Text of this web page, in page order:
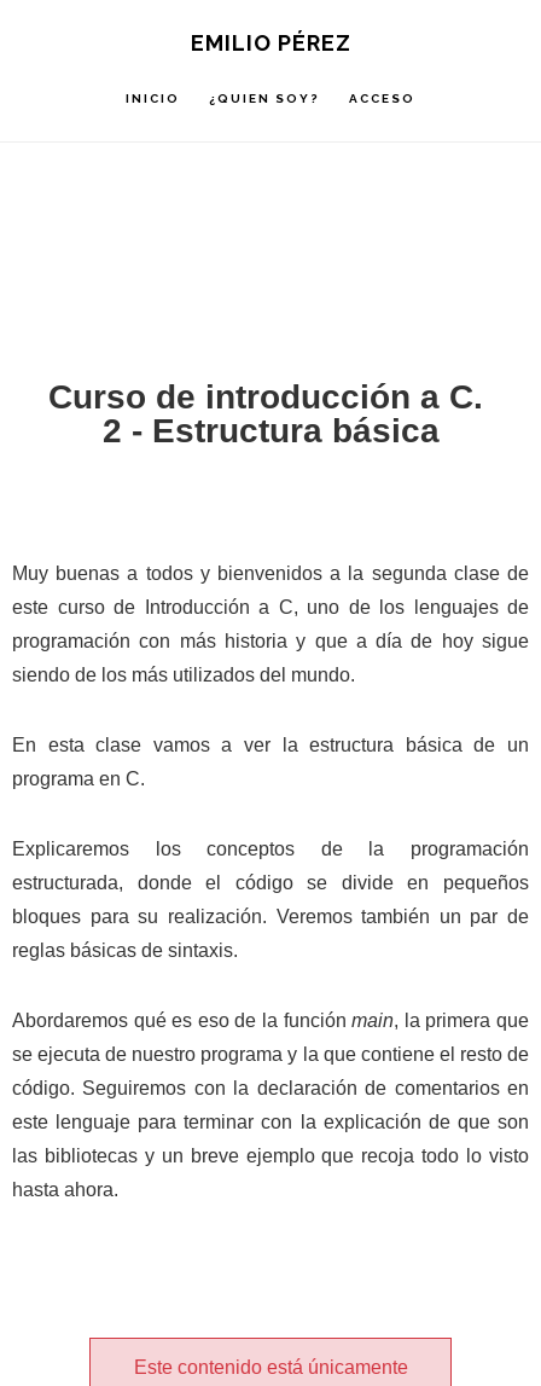
EMILIO PÉREZ
INICIO ¿QUIEN SOY? ACCESO
Curso de introducción a C.
2 - Estructura básica
Muy buenas a todos y bienvenidos a la segunda clase de
este curso de Introducción a C, uno de los lenguajes de
programación con más historia y que a día de hoy sigue
siendo de los más utilizados del mundo.
En esta clase vamos a ver la estructura básica de un
programa en C.
Explicaremos los conceptos de la programación
estructurada, donde el código se divide en pequeños
bloques para su realización. Veremos también un par de
reglas básicas de sintaxis.
Abordaremos qué es eso de la funciónmain, la primera que
se ejecuta de nuestro programa y la que contiene el resto de
código. Seguiremos con la declaración de comentarios en
este lenguaje para terminar con la explicación de que son
las bibliotecas y un breve ejemplo que recoja todo lo visto
hasta ahora.
Este contenido está únicamente